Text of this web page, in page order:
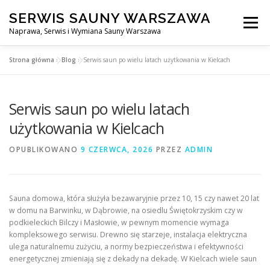
treści
SERWIS SAUNY WARSZAWA
Naprawa, Serwis i Wymiana Sauny Warszawa
Menu
Strona główna »Blog »Serwis saun po wielu latach użytkowania w Kielcach
Serwis saun po wielu latach
użytkowania w Kielcach
OPUBLIKOWANO 9 CZERWCA, 2026 PRZEZ ADMIN
Sauna domowa, która służyła bezawaryjnie przez 10, 15 czy nawet 20 lat
w domu na Barwinku, w Dąbrowie, na osiedlu Świętokrzyskim czy w
podkieleckich Bilczy i Masłowie, w pewnym momencie wymaga
kompleksowego serwisu. Drewno się starzeje, instalacja elektryczna
ulega naturalnemu zużyciu, a normy bezpieczeństwa i efektywności
energetycznej zmieniają się z dekady na dekadę. W Kielcach wiele saun